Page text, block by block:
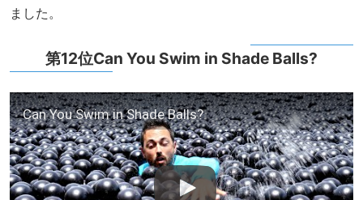
ました。
第12位Can You Swim in Shade Balls?
Can You Swim in Shade Balls?